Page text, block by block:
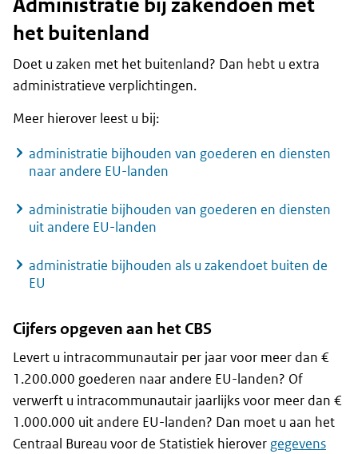
Administratie bij zakendoen met
het buitenland
Doet u zaken met het buitenland? Dan hebt u extra
administratieve verplichtingen.
Meer hierover leest u bij:
administratie bijhouden van goederen en diensten
naar andere EU-landen
administratie bijhouden van goederen en diensten
uit andere EU-landen
administratie bijhouden als u zakendoet buiten de
EU
Cijfers opgeven aan het CBS
Levert u intracommunautair per jaar voor meer dan €
1.200.000 goederen naar andere EU-landen? Of
verwerft u intracommunautair jaarlijks voor meer dan €
1.000.000 uit andere EU-landen? Dan moet u aan het
Centraal Bureau voor de Statistiek hierover gegevens